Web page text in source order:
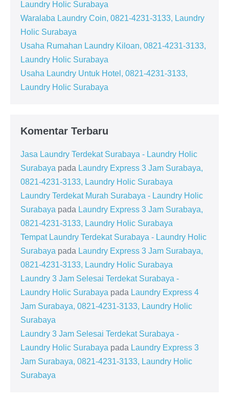
Laundry Holic Surabaya
Waralaba Laundry Coin, 0821-4231-3133, Laundry
Holic Surabaya
Usaha Rumahan Laundry Kiloan, 0821-4231-3133,
Laundry Holic Surabaya
Usaha Laundry Untuk Hotel, 0821-4231-3133,
Laundry Holic Surabaya
Komentar Terbaru
Jasa Laundry Terdekat Surabaya - Laundry Holic
Surabaya pada Laundry Express 3 Jam Surabaya,
0821-4231-3133, Laundry Holic Surabaya
Laundry Terdekat Murah Surabaya - Laundry Holic
Surabaya pada Laundry Express 3 Jam Surabaya,
0821-4231-3133, Laundry Holic Surabaya
Tempat Laundry Terdekat Surabaya - Laundry Holic
Surabaya pada Laundry Express 3 Jam Surabaya,
0821-4231-3133, Laundry Holic Surabaya
Laundry 3 Jam Selesai Terdekat Surabaya -
Laundry Holic Surabaya pada Laundry Express 4
Jam Surabaya, 0821-4231-3133, Laundry Holic
Surabaya
Laundry 3 Jam Selesai Terdekat Surabaya -
Laundry Holic Surabaya pada Laundry Express 3
Jam Surabaya, 0821-4231-3133, Laundry Holic
Surabaya